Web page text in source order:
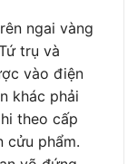
ngai vàng
trụ và
vào điện
khác phải
theo cấp
cửu phẩm.